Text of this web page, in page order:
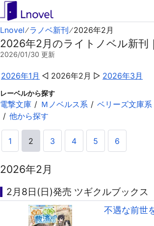
Lnovel ラノベ新刊 2026年2月
2026年2月のライトノベル新刊
2026/01/30 更新
2026年1月 2026年2月 2026年3月
レーベルから探す
電撃文庫 Ｍノベルス系 ベリーズ文庫系
他から探す
1 2 3 4 5 6
2026年2月
2月8日(日)発売 ツギクルブックス
不遇な前世